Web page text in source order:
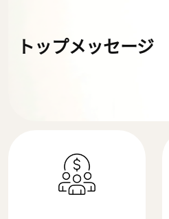
トップメッセージ